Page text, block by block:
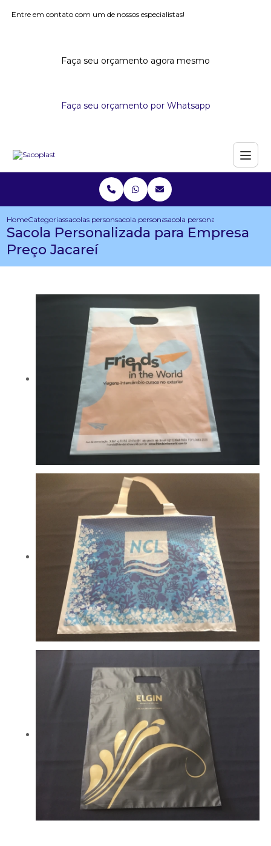
Entre em contato com um de nossos especialistas!
Faça seu orçamento agora mesmo
Faça seu orçamento por Whatsapp
HomeCategoriassacolas personalizadassacola personalizada com dobra no fundo
sacola personalizada para
Sacola Personalizada para Empresa
Preço Jacareí